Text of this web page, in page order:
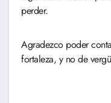
perder.
Agradezco poder
fortaleza, y no de